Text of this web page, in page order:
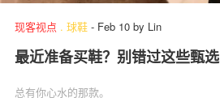
现客视点 . 球鞋 - Feb 10 by Lin
最近准备买鞋？别错过这些甄选
总有你心水的那款。